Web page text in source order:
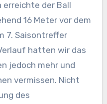
erreichte der Ball
16 Meter vor dem
7. Saisontreffer
hatten wir das
jedoch mehr und
vermissen. Nicht
des